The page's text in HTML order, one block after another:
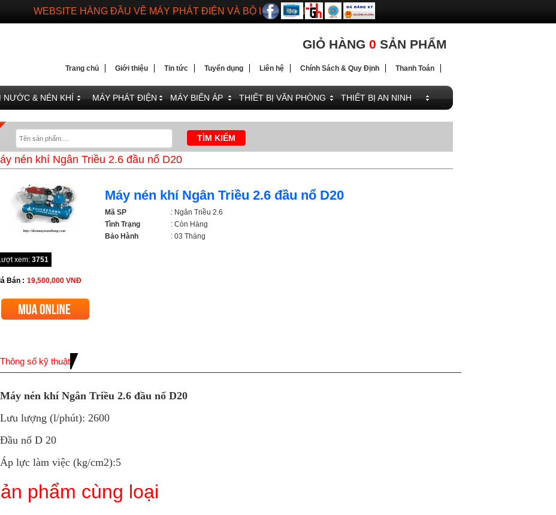
DIENMAYTOANTHANG.COM
WEBSITE HÀNG ĐẦU VỀ MÁY PHÁT ĐIỆN VÀ BỘ LƯU ĐIỆN
GIỎ HÀNG 0 SẢN PHẨM
Trang chủ Giới thiệu Tin tức Tuyển dụng Liên hệ Chính Sách & Quy Định Thanh Toán
NƯỚC & NÉN KHÍ MÁY PHÁT ĐIỆN MÁY BIẾN ÁP THIẾT BỊ VĂN PHÒNG THIẾT BỊ AN NINH
nén khí Ngân Triều 2.6 đầu nổ D20
xem: 3751
Bán : 19,500,000 VNĐ
Máy nén khí Ngân Triều 2.6 đầu nổ D20
Mã SP
: Ngân Triều 2.6
Tình Trạng
: Còn Hàng
Bảo Hành
: 03 Tháng
Thông số kỹ thuật
Máy nén khí Ngân Triều 2.6 đầu nổ D20
Lưu lượng (l/phút): 2600
Đầu nổ D 20
Áp lực làm việc (kg/cm2):5
phẩm cùng loại